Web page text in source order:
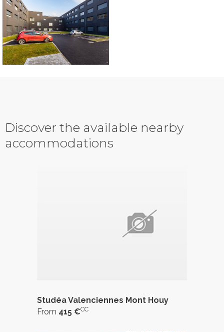
Discover the available nearby
accommodations
Studéa Valenciennes Mont Houy
From 415 €CC